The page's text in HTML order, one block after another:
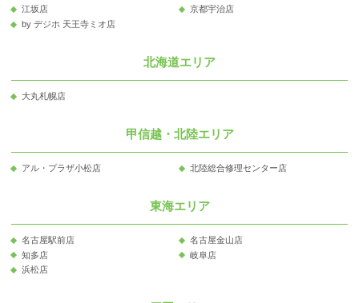
江坂店
京都宇治店
by デジホ 天王寺ミオ店
北海道エリア
大丸札幌店
甲信越・北陸エリア
アル・プラザ小松店 北陸総合修理センター店
東海エリア
名古屋駅前店
名古屋金山店
知多店
岐阜店
浜松店